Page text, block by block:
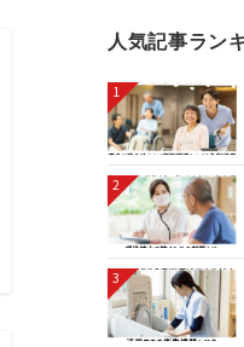
人気記事ラン
1
2
3